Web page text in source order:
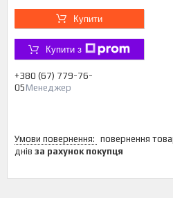
Купити
Купити з
+380 (67) 779-76-
05 Менеджер
повернення
днів за рахунок покупця